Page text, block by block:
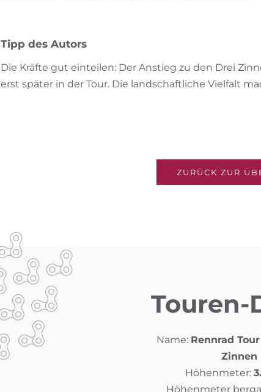
Tipp des Autors
Die Kräfte gut einteilen: Der Anstieg zu den Drei
erst später in der Tour. Die landschaftliche Vielfalt
ZURÜCK ZUR
Touren-
Name: Rennrad
Zinnen
Höhenmeter:
Höhenmeter